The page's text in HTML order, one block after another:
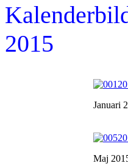
2015
Januari
Maj